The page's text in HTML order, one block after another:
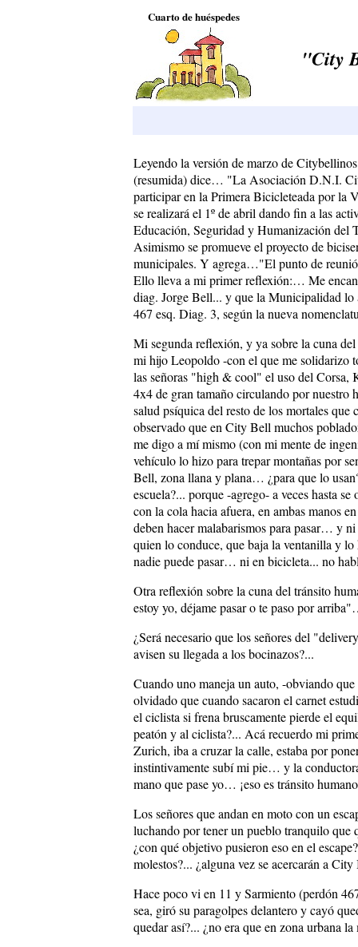
Cuarto de huéspedes
"City
Leyendo la versión de marzo de
(resumida) dice… "La Asociación D.N.I.
participar en la Primera Bicicleteada por la
se realizará el 1º de abril dando fin a las
Educación, Seguridad y Humanización del
Asimismo se promueve el proyecto de
municipales. Y agrega…"El punto de
Ello lleva a mi primer reflexión:… Me
diag. Jorge Bell... y que la Municipalidad lo
467 esq. Diag. 3, según la nueva
Mi segunda reflexión, y ya sobre la cuna
mi hijo Leopoldo -con el que me solidarizo
las señoras "high & cool" el uso del Corsa,
4x4 de gran tamaño circulando por nuestro
salud psíquica del resto de los mortales que
observado que en City Bell muchos
me digo a mí mismo (con mi mente de
vehículo lo hizo para trepar montañas por
Bell, zona llana y plana… ¿para que lo
escuela?... porque -agrego- a veces hasta
con la cola hacia afuera, en ambas manos
deben hacer malabarismos para pasar… y
quien lo conduce, que baja la ventanilla y
nadie puede pasar… ni en bicicleta... no
Otra reflexión sobre la cuna del tránsito
estoy yo, déjame pasar o te paso por
¿Será necesario que los señores del
avisen su llegada a los bocinazos?...
Cuando uno maneja un auto, -obviando
olvidado que cuando sacaron el carnet
el ciclista si frena bruscamente pierde el
peatón y al ciclista?... Acá recuerdo mi
Zurich, iba a cruzar la calle, estaba por
instintivamente subí mi pie… y la
mano que pase yo… ¡eso es tránsito
Los señores que andan en moto con un
luchando por tener un pueblo tranquilo que
¿con qué objetivo pusieron eso en el
molestos?... ¿alguna vez se acercarán a
Hace poco vi en 11 y Sarmiento (perdón
sea, giró su paragolpes delantero y cayó
quedar así?... ¿no era que en zona urbana